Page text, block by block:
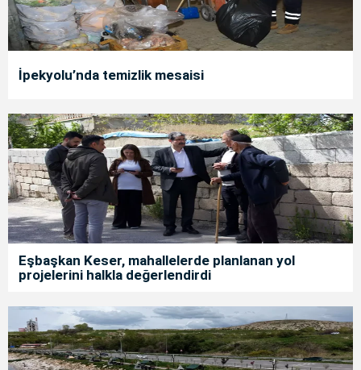
İpekyolu’nda temizlik mesaisi
Eşbaşkan Keser, mahallelerde planlanan yol
projelerini halkla değerlendirdi